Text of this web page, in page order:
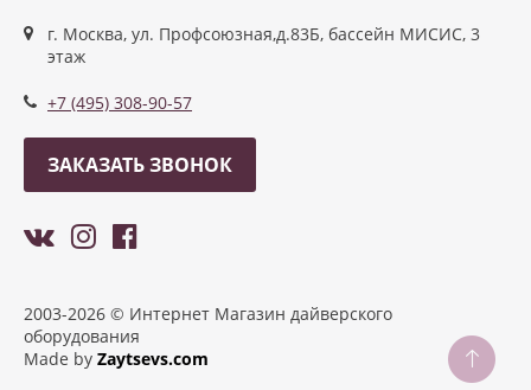
г. Москва, ул. Профсоюзная,д.83Б, бассейн МИСИС, 3
этаж
+7 (495) 308-90-57
ЗАКАЗАТЬ ЗВОНОК
2003-2026 © Интернет Магазин дайверского
оборудования
Made by Zaytsevs.com